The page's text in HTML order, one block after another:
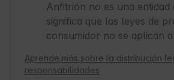
Anfitrión no es una entidad
significa que las leyes de
consumidor no se aplican
Aprende más sobre la distribución
responsabilidades